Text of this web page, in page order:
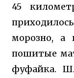
45
морозно, а
пошитые
фуфайка.